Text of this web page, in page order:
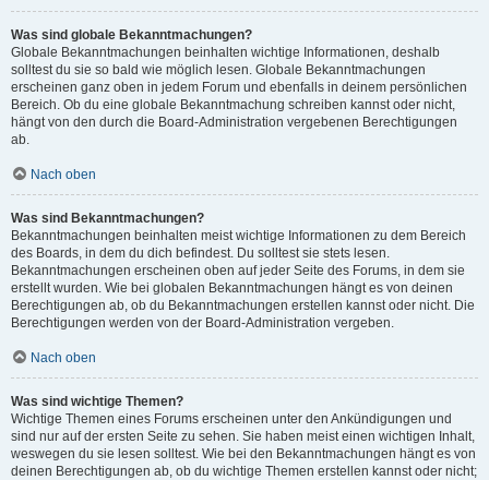
Was sind globale Bekanntmachungen?
Globale Bekanntmachungen beinhalten wichtige Informationen, deshalb
solltest du sie so bald wie möglich lesen. Globale Bekanntmachungen
erscheinen ganz oben in jedem Forum und ebenfalls in deinem persönlichen
Bereich. Ob du eine globale Bekanntmachung schreiben kannst oder nicht,
hängt von den durch die Board-Administration vergebenen Berechtigungen
ab.
Nach oben
Was sind Bekanntmachungen?
Bekanntmachungen beinhalten meist wichtige Informationen zu dem Bereich
des Boards, in dem du dich befindest. Du solltest sie stets lesen.
Bekanntmachungen erscheinen oben auf jeder Seite des Forums, in dem sie
erstellt wurden. Wie bei globalen Bekanntmachungen hängt es von deinen
Berechtigungen ab, ob du Bekanntmachungen erstellen kannst oder nicht. Die
Berechtigungen werden von der Board-Administration vergeben.
Nach oben
Was sind wichtige Themen?
Wichtige Themen eines Forums erscheinen unter den Ankündigungen und
sind nur auf der ersten Seite zu sehen. Sie haben meist einen wichtigen Inhalt,
weswegen du sie lesen solltest. Wie bei den Bekanntmachungen hängt es von
deinen Berechtigungen ab, ob du wichtige Themen erstellen kannst oder nicht;